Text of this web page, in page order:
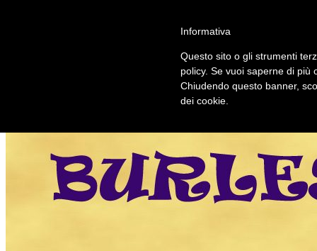
Informativa
Questo sito o gli strumenti
policy. Se vuoi saperne di
Chiudendo questo banner,
dei cookie.